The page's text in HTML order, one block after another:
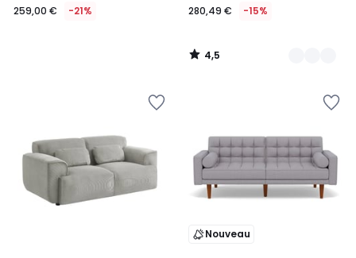
259,00 € -21% 280,49 € -15%
4,5
/
Nouveau